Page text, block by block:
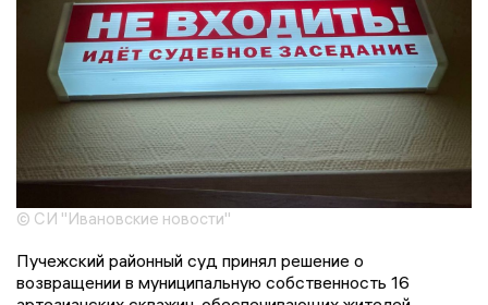
© СИ "Ивановские новости"
Пучежский районный суд принял решение о
возвращении в муниципальную собственность 16